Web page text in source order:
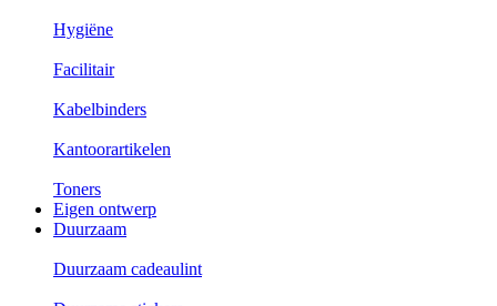
Hygiëne
Facilitair
Kabelbinders
Kantoorartikelen
Toners
Eigen ontwerp
Duurzaam
Duurzaam cadeaulint